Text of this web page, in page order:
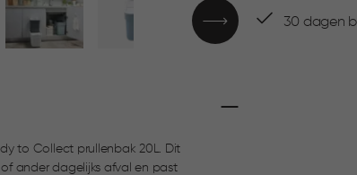
30 dagen
to Collect prullenbak 20L. Dit
ander dagelijks afval en past